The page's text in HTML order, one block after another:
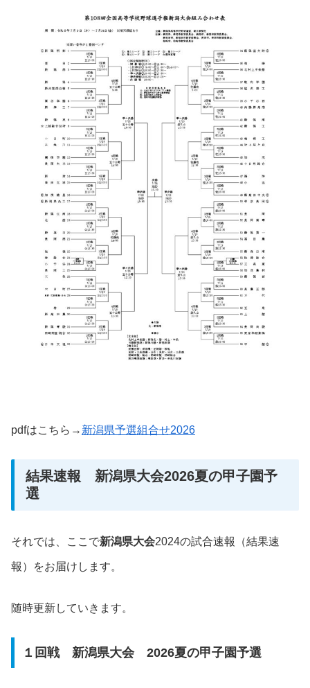
pdfはこちら→ 新潟県予選組合せ2026
結果速報 新潟県大会2026夏の甲子園予
選
それでは、ここで新潟県大会2024の試合速報（結果速
報）をお届けします。
随時更新していきます。
１回戦 新潟県大会 2026夏の甲子園予選